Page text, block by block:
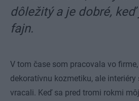
dôležitý a je dobré,
fajn.
V tom čase som pracovala vo
dekoratívnu kozmetiku, ale interiéry
vracali. Keď sa pred tromi rokmi